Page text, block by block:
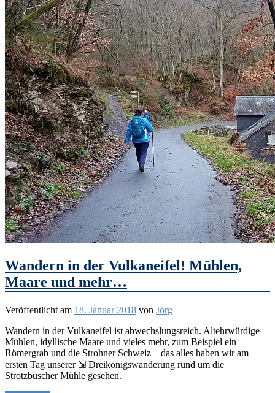
Wandern in der Vulkaneifel! Mühlen,
Maare und mehr…
Veröffentlicht am 18. Januar 2018 von Jörg
Wandern in der Vulkaneifel ist abwechslungsreich. Altehrwürdige
Mühlen, idyllische Maare und vieles mehr, zum Beispiel ein
Römergrab und die Strohner Schweiz – das alles haben wir am
ersten Tag unserer ⇲ Dreikönigswanderung rund um die
Strotzbüscher Mühle gesehen.